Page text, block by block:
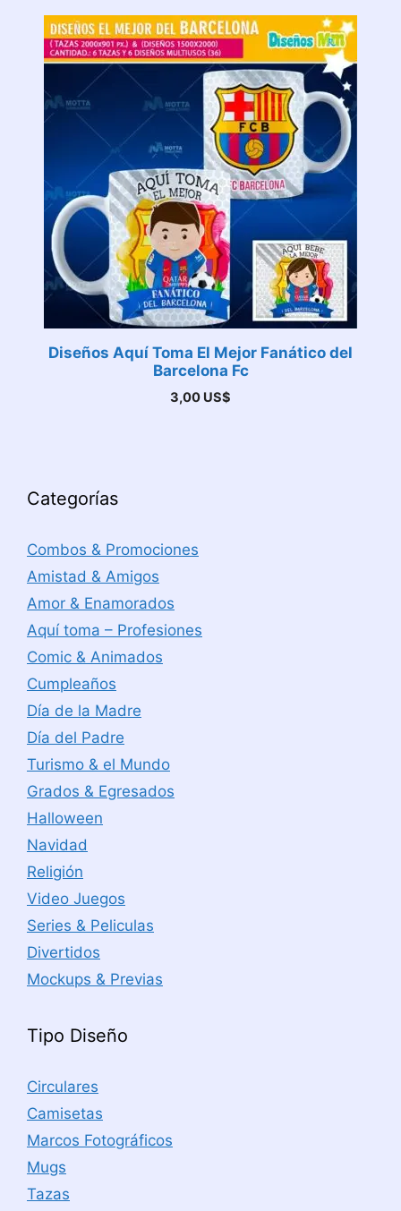
Diseños Aquí Toma El Mejor Fanático del
Barcelona Fc
3,00 US$
Categorías
Combos & Promociones
Amistad & Amigos
Amor & Enamorados
Aquí toma – Profesiones
Comic & Animados
Cumpleaños
Día de la Madre
Día del Padre
Turismo & el Mundo
Grados & Egresados
Halloween
Navidad
Religión
Video Juegos
Series & Peliculas
Divertidos
Mockups & Previas
Tipo Diseño
Circulares
Camisetas
Marcos Fotográficos
Mugs
Tazas